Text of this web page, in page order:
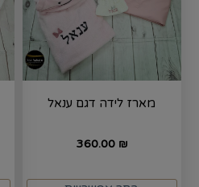
מארז לידה דגם ענאל
360.00 ₪